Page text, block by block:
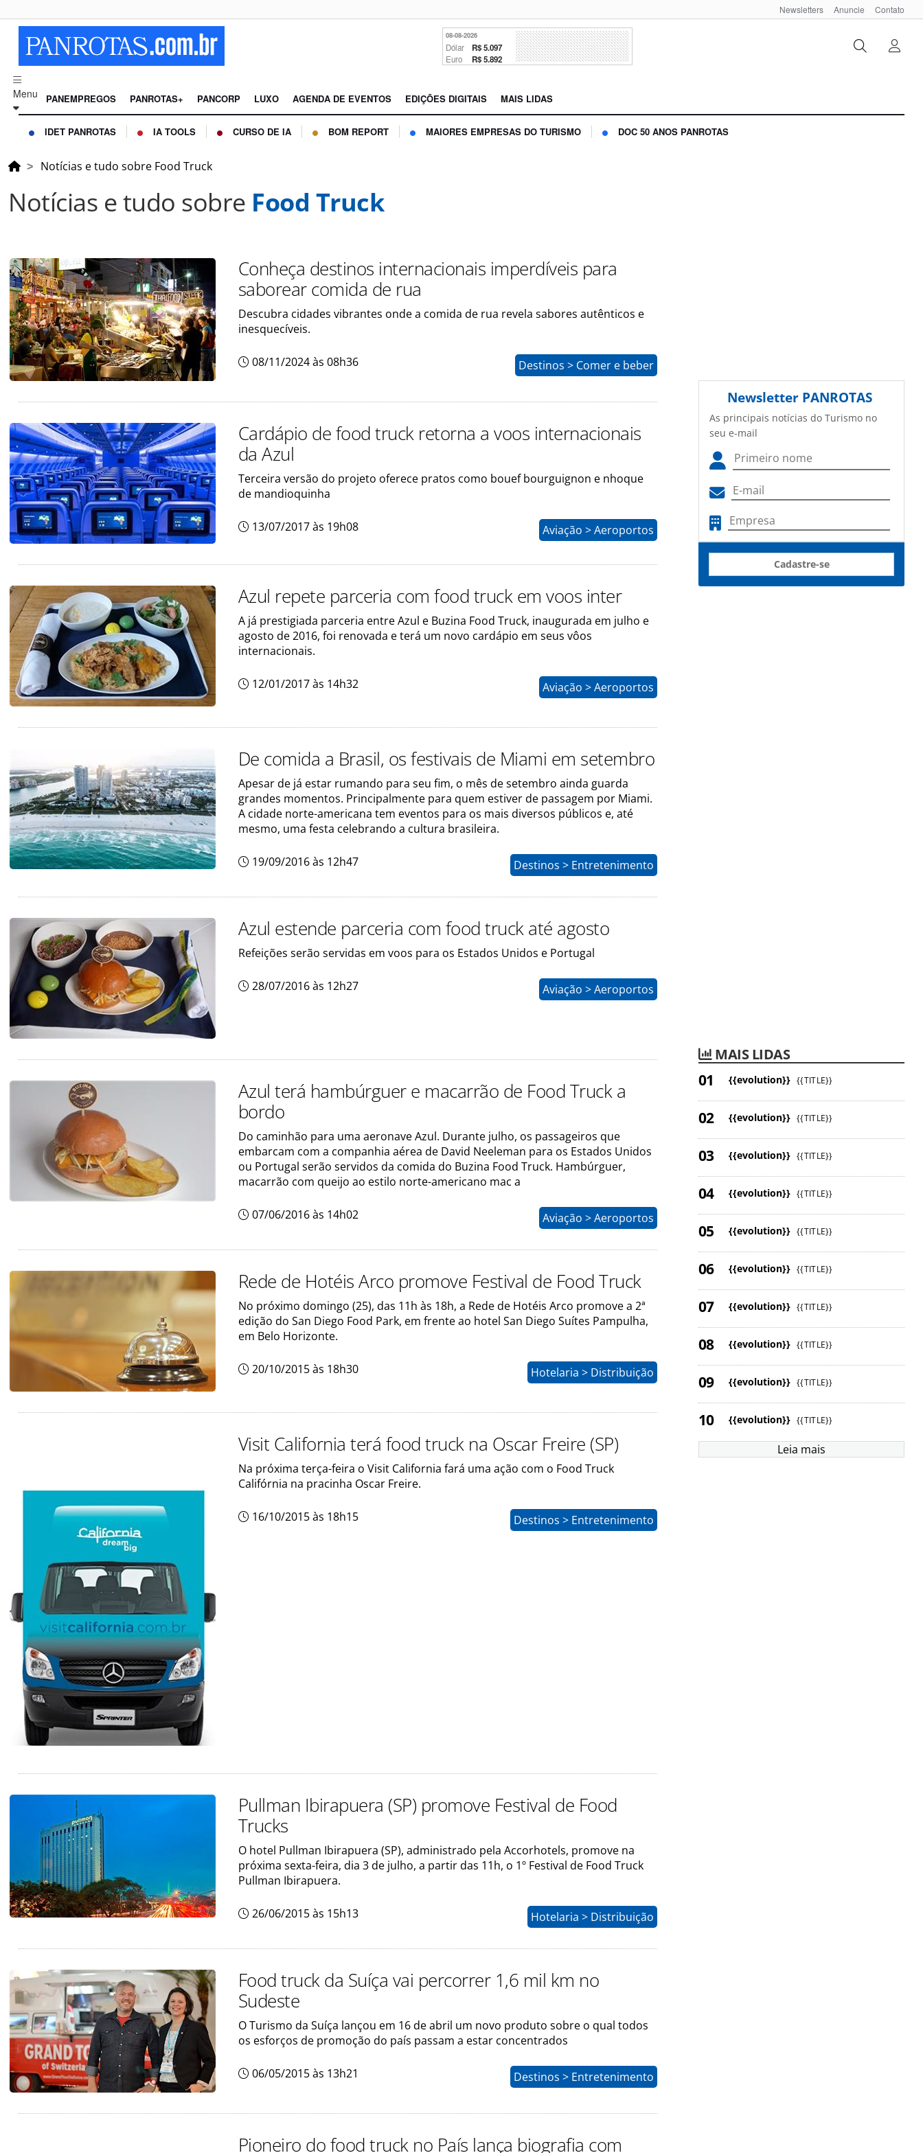
Newsletters Anuncie Contato
08-08-2026
Dólar R$ 5.097
Euro R$ 5.892
Menu PANEMPREGOS PANROTAS+ PANCORP LUXO AGENDA DE EVENTOS EDIÇÕES DIGITAIS MAIS LIDAS
IDET PANROTAS IA TOOLS CURSO DE IA BOM REPORT MAIORES EMPRESAS DO TURISMO DOC 50 ANOS PANROTAS
Notícias e tudo sobre Food Truck
Notícias e tudo sobre Food Truck
Conheça destinos internacionais imperdíveis para
saborear comida de rua
Descubra cidades vibrantes onde a comida de rua revela sabores autênticos e
inesquecíveis.
08/11/2024 às 08h36 Destinos > Comer e beber
Cardápio de food truck retorna a voos internacionais
da Azul
Terceira versão do projeto oferece pratos como bouef bourguignon e nhoque
de mandioquinha
13/07/2017 às 19h08 Aviação > Aeroportos
Azul repete parceria com food truck em voos inter
A já prestigiada parceria entre Azul e Buzina Food Truck, inaugurada em julho e
agosto de 2016, foi renovada e terá um novo cardápio em seus vôos
internacionais.
12/01/2017 às 14h32 Aviação > Aeroportos
De comida a Brasil, os festivais de Miami em setembro
Apesar de já estar rumando para seu fim, o mês de setembro ainda guarda
grandes momentos. Principalmente para quem estiver de passagem por Miami.
A cidade norte-americana tem eventos para os mais diversos públicos e, até
mesmo, uma festa celebrando a cultura brasileira.
19/09/2016 às 12h47 Destinos > Entretenimento
Azul estende parceria com food truck até agosto
Refeições serão servidas em voos para os Estados Unidos e Portugal
28/07/2016 às 12h27 Aviação > Aeroportos
Azul terá hambúrguer e macarrão de Food Truck a
bordo
Do caminhão para uma aeronave Azul. Durante julho, os passageiros que
embarcam com a companhia aérea de David Neeleman para os Estados Unidos
ou Portugal serão servidos da comida do Buzina Food Truck. Hambúrguer,
macarrão com queijo ao estilo norte-americano mac a
07/06/2016 às 14h02 Aviação > Aeroportos
Rede de Hotéis Arco promove Festival de Food Truck
No próximo domingo (25), das 11h às 18h, a Rede de Hotéis Arco promove a 2ª
edição do San Diego Food Park, em frente ao hotel San Diego Suítes Pampulha,
em Belo Horizonte.
20/10/2015 às 18h30 Hotelaria > Distribuição
Visit California terá food truck na Oscar Freire (SP)
Na próxima terça-feira o Visit California fará uma ação com o Food Truck
Califórnia na pracinha Oscar Freire.
16/10/2015 às 18h15 Destinos > Entretenimento
Pullman Ibirapuera (SP) promove Festival de Food
Trucks
O hotel Pullman Ibirapuera (SP), administrado pela Accorhotels, promove na
próxima sexta-feira, dia 3 de julho, a partir das 11h, o 1º Festival de Food Truck
Pullman Ibirapuera.
26/06/2015 às 15h13 Hotelaria > Distribuição
Food truck da Suíça vai percorrer 1,6 mil km no
Sudeste
O Turismo da Suíça lançou em 16 de abril um novo produto sobre o qual todos
os esforços de promoção do país passam a estar concentrados
06/05/2015 às 13h21 Destinos > Entretenimento
Pioneiro do food truck no País lança biografia com
Newsletter PANROTAS
As principais notícias do Turismo no
seu e-mail
Cadastre-se
MAIS LIDAS
{{evolution}} {{TITLE}}
{{evolution}} {{TITLE}}
{{evolution}} {{TITLE}}
{{evolution}} {{TITLE}}
{{evolution}} {{TITLE}}
{{evolution}} {{TITLE}}
{{evolution}} {{TITLE}}
{{evolution}} {{TITLE}}
{{evolution}} {{TITLE}}
{{evolution}} {{TITLE}}
Leia mais